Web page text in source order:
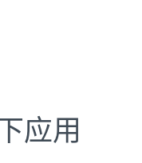
应用